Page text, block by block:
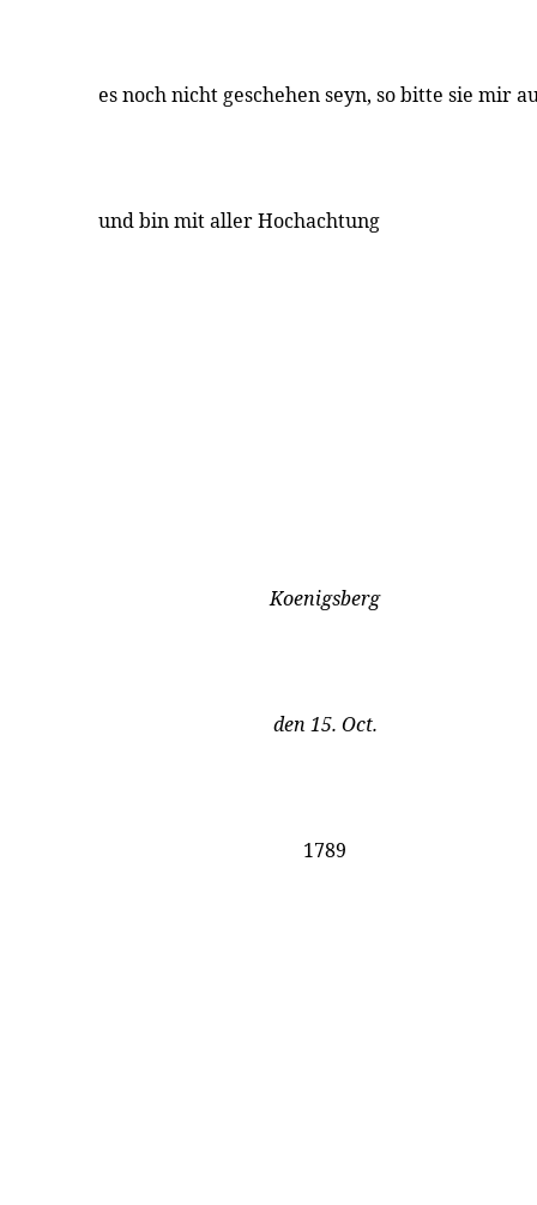
es noch nicht geschehen seyn, so bitte sie mir
und bin mit aller Hochachtung
Koenigsberg
den 15. Oct.
1789